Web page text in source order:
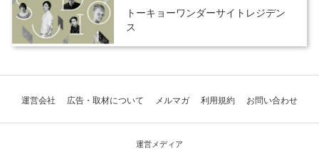
トーキョーワンダーサイトレジデン
ス
運営会社 広告・取材について メルマガ 利用規約 お問い合わせ
運営メディア